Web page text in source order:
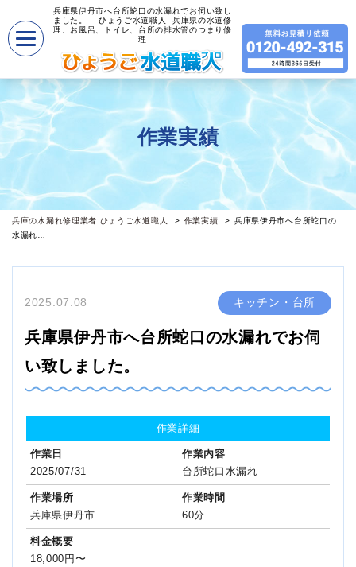
兵庫県伊丹市へ台所蛇口の水漏れでお伺い致し
ました。 – ひょうご水道職人 -兵庫県の水道修
理、お風呂、トイレ、台所の排水管のつまり修
理
作業実績
兵庫の水漏れ修理業者 ひょうご水道職人 作業実績
兵庫県伊丹市へ台所蛇口の
水漏れ…
2025.07.08 キッチン・台所
兵庫県伊丹市へ台所蛇口の水漏れでお伺
い致しました。
作業詳細
作業日
2025/07/31
作業内容
台所蛇口水漏れ
作業場所
兵庫県伊丹市
作業時間
60分
料金概要
18,000円〜